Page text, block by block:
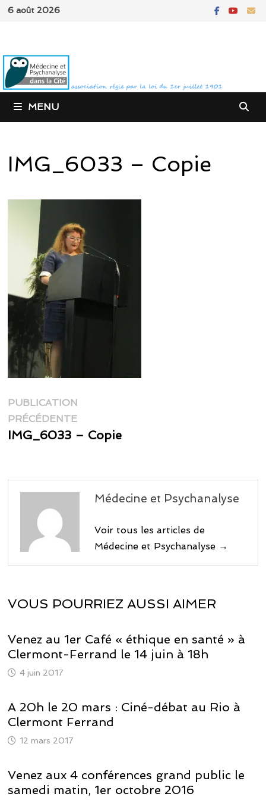
Passer
6 août 2026
MENU
IMG_6033 – Copie
Navigation
de
l’article
PUBLICATION
PRÉCÉDENTEPublication
précédente :
IMG_6033 – Copie
Médecine et Psychanalyse
Voir tous les articles de
Médecine et Psychanalyse →
VOUS POURRIEZ AUSSI AIMER
Venez au 1er Café « éthique en santé » à
Clermont-Ferrand le 14 juin à 18h
4 juin 2017
A 20h le 20 mars : Ciné-débat au Rio à
Clermont Ferrand
12 mars 2017
Venez aux 4 conférences grand public le
samedi matin, 1er octobre 2016